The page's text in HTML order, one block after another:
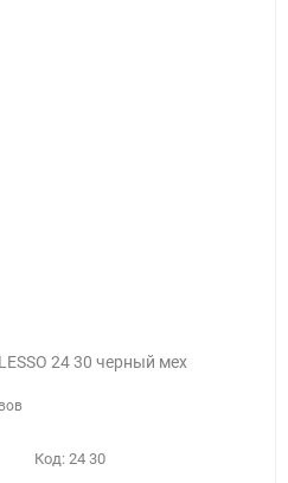
24 30 черный мех
Код: 24 30